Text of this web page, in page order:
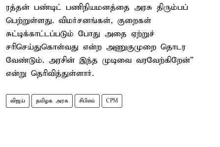
ரத்தன் பண்டிட் பணிநியமனத்தை அரசு திரும்பப்
பெற்றுள்ளது. விமர்சனங்கள், குறைகள்
சுட்டிக்காட்டப்படும் போது அதை ஏற்றுச்
சரிசெய்துகொள்வது என்ற அணுகுமுறை தொடர
வேண்டும். அரசின் இந்த முடிவை வரவேற்கிறேன்”
என்று தெரிவித்துள்ளார்.
விஜய் தமிழக அரசு சிபிஎம் CPM